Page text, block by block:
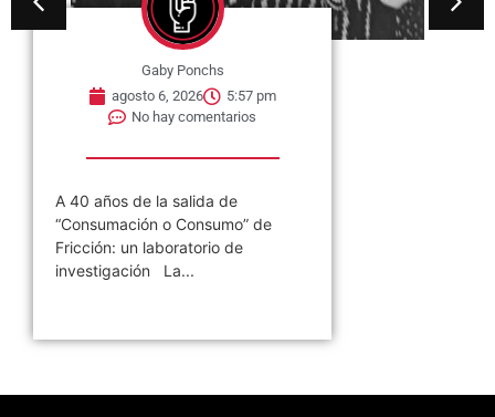
Gaby Ponchs
agosto 6, 2026
5:57 pm
No hay comentarios
A 40 años de la salida de
“Consumación o Consumo” de
Fricción: un laboratorio de
investigación La...